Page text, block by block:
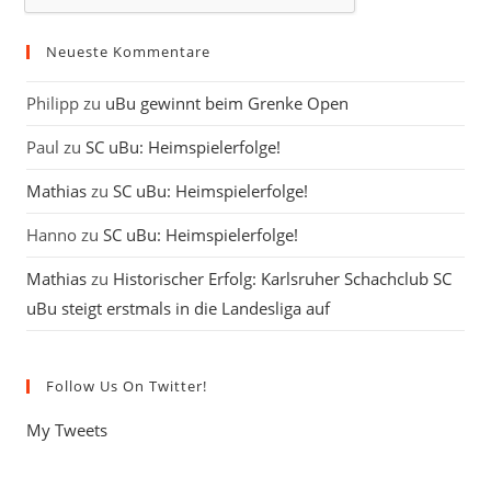
Neueste Kommentare
Philipp zu uBu gewinnt beim Grenke Open
Paul zuSC uBu: Heimspielerfolge!
Mathias zuSC uBu: Heimspielerfolge!
Hanno zuSC uBu: Heimspielerfolge!
Mathias zu Historischer Erfolg: Karlsruher Schachclub SC
uBu steigt erstmals in die Landesliga auf
Follow Us On Twitter!
My Tweets